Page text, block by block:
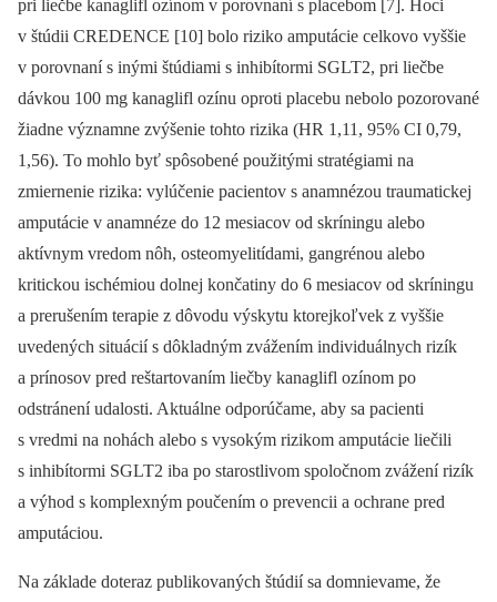
pri liečbe kanaglifl ozínom v porovnaní s placebom [7]. Hoci
v štúdii CREDENCE [10] bolo riziko amputácie celkovo vyššie
v porovnaní s inými štúdiami s inhibítormi SGLT2, pri liečbe
dávkou 100 mg kanaglifl ozínu oproti placebu nebolo pozorované
žiadne významne zvýšenie tohto rizika (HR 1,11, 95% CI 0,79,
1,56). To mohlo byť spôsobené použitými stratégiami na
zmiernenie rizika: vylúčenie pacientov s anamnézou traumatickej
amputácie v anamnéze do 12 mesiacov od skríningu alebo
aktívnym vredom nôh, osteomyelitídami, gangrénou alebo
kritickou ischémiou dolnej končatiny do 6 mesiacov od skríningu
a prerušením terapie z dôvodu výskytu ktorejkoľvek z vyššie
uvedených situácií s dôkladným zvážením individuálnych rizík
a prínosov pred reštartovaním liečby kanaglifl ozínom po
odstránení udalosti. Aktuálne odporúčame, aby sa pacienti
s vredmi na nohách alebo s vysokým rizikom amputácie liečili
s inhibítormi SGLT2 iba po starostlivom spoločnom zvážení rizík
a výhod s komplexným poučením o prevencii a ochrane pred
amputáciou.
Na základe doteraz publikovaných štúdií sa domnievame, že